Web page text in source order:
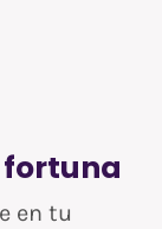
fortuna
en tu